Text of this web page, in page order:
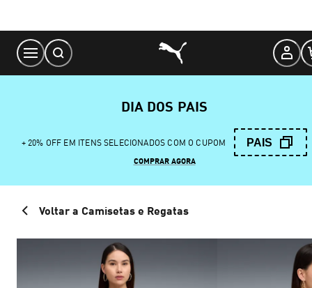
Content
DIA DOS PAIS
+ 20% OFF EM ITENS SELECIONADOS COM O CUPOM PAIS
COMPRAR AGORA
Voltar a Camisetas e Regatas